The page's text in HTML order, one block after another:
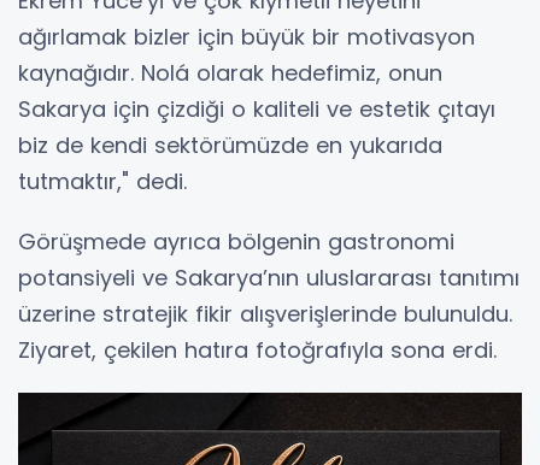
ağırlamak bizler için büyük bir motivasyon
kaynağıdır. Nolá olarak hedefimiz, onun
Sakarya için çizdiği o kaliteli ve estetik çıtayı
biz de kendi sektörümüzde en yukarıda
tutmaktır," dedi.
Görüşmede ayrıca bölgenin gastronomi
potansiyeli ve Sakarya’nın uluslararası tanıtımı
üzerine stratejik fikir alışverişlerinde bulunuldu.
Ziyaret, çekilen hatıra fotoğrafıyla sona erdi.